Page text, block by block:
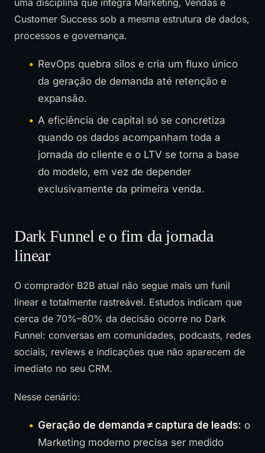
Customer Success sob a mesma estrutura de dados,
processos e governança.
RevOps quebra silos e cria um fluxo único
da geração de demanda até retenção e
expansão.
A eficiência de capital só se concretiza
quando os dados acompanham toda a
jornada do cliente e o LTV se torna a base
do modelo, em vez de depender
exclusivamente da primeira venda.
Dark Funnel e o fim da jornada
linear
O comprador B2B atual não segue mais um funil
linear e totalmente rastreável. Estudos indicam que
cerca de 70%–80% da decisão ocorre no Dark
Funnel: conversas em comunidades, podcasts, redes
sociais, reviews e indicações que não aparecem de
imediato no seu CRM.
Nesse cenário:
Geração de demanda ≠ captura de leads: o
Marketing moderno precisa ser medido